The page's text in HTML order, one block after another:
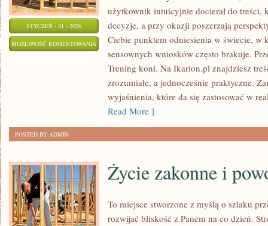
STYCZEŃ - 31 - 2026
MOŻLIWOŚĆ KOMENTOWANIA KONIE
SPORCIE
użytkownik intuicyjnie docierał do treści,
decyzje, a przy okazji poszerzają
Ciebie punktem odniesienia w świecie, w
sensownych wniosków często brakuje.
Trening koni. Na Ikarion.pl znajdziesz
zrozumiałe, a jednocześnie praktyczne.
wyjaśnienia, które da się zastosować w
Read More ]
POSTED BY ADMIN
Życie zakonne i
To miejsce stworzone z myślą o szlaku
rozwijać bliskość z Panem na co dzień.